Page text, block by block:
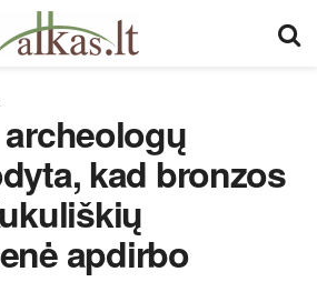
kad bronzos
apdirbo